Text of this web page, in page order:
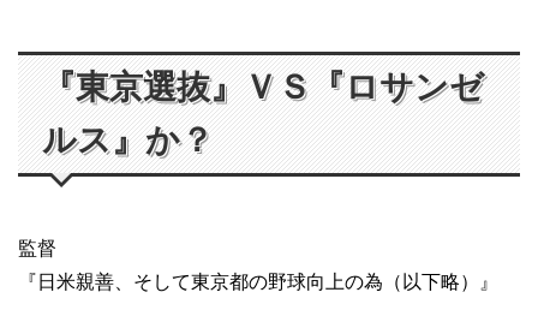
『東京選抜』ＶＳ『ロサンゼ
ルス』か？
監督
『日米親善、そして東京都の野球向上の為（以下略）』